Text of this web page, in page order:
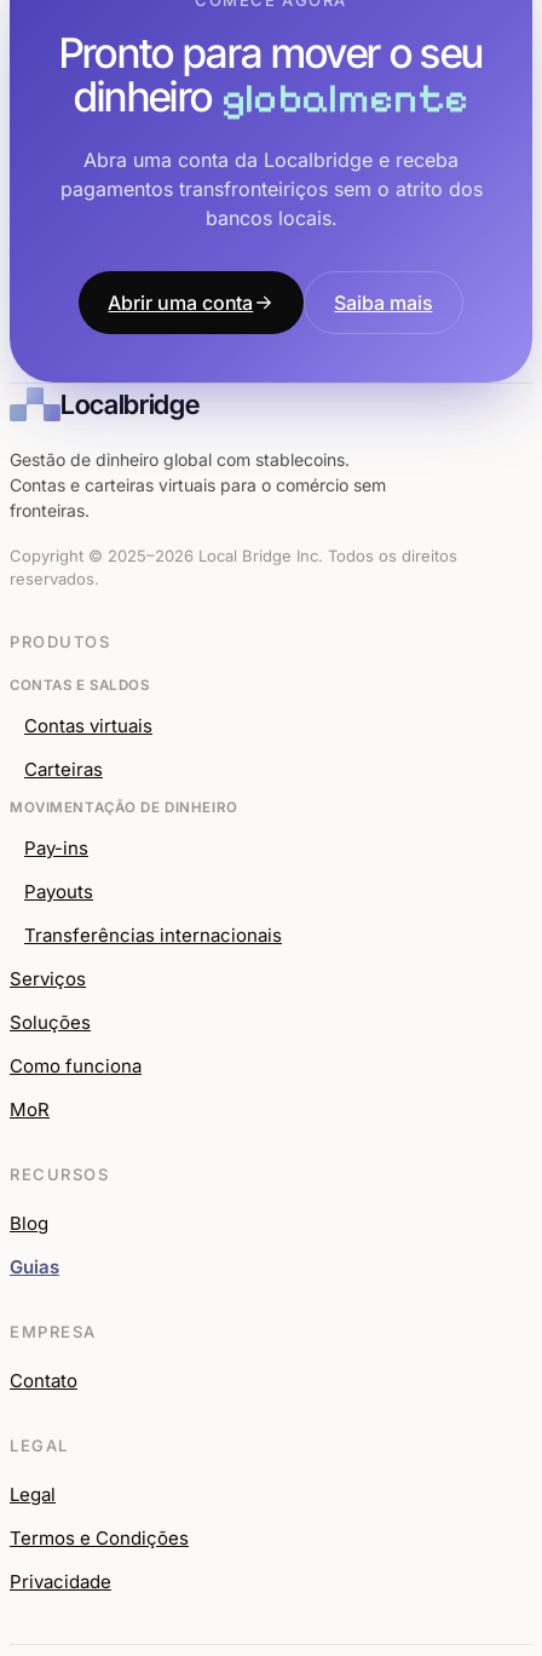
Pronto para mover o seu
dinheiro globalmente
Abra uma conta da Localbridge e receba
pagamentos transfronteiriços sem o atrito dos
bancos locais.
Abrir uma conta Saiba mais
Localbridge
Gestão de dinheiro global com stablecoins.
Contas e carteiras virtuais para o comércio sem
fronteiras.
Copyright © 2025–2026 Local Bridge Inc. Todos os direitos
reservados.
PRODUTOS
CONTAS E SALDOS
Contas virtuais
Carteiras
MOVIMENTAÇÃO DE DINHEIRO
Pay-ins
Payouts
Transferências internacionais
Serviços
Soluções
Como funciona
MoR
RECURSOS
Blog
Guias
EMPRESA
Contato
LEGAL
Legal
Termos e Condições
Privacidade